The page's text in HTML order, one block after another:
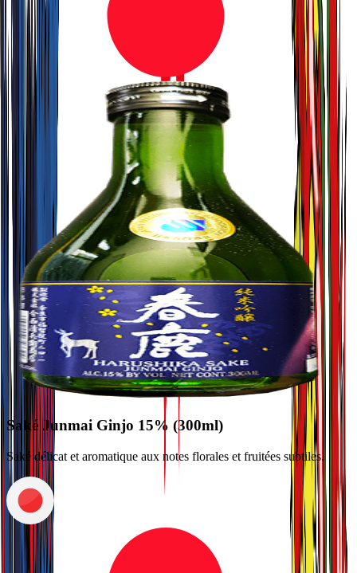
Saké Junmai Ginjo 15% (300ml)
Saké délicat et aromatique aux notes florales et fruitées subtiles.